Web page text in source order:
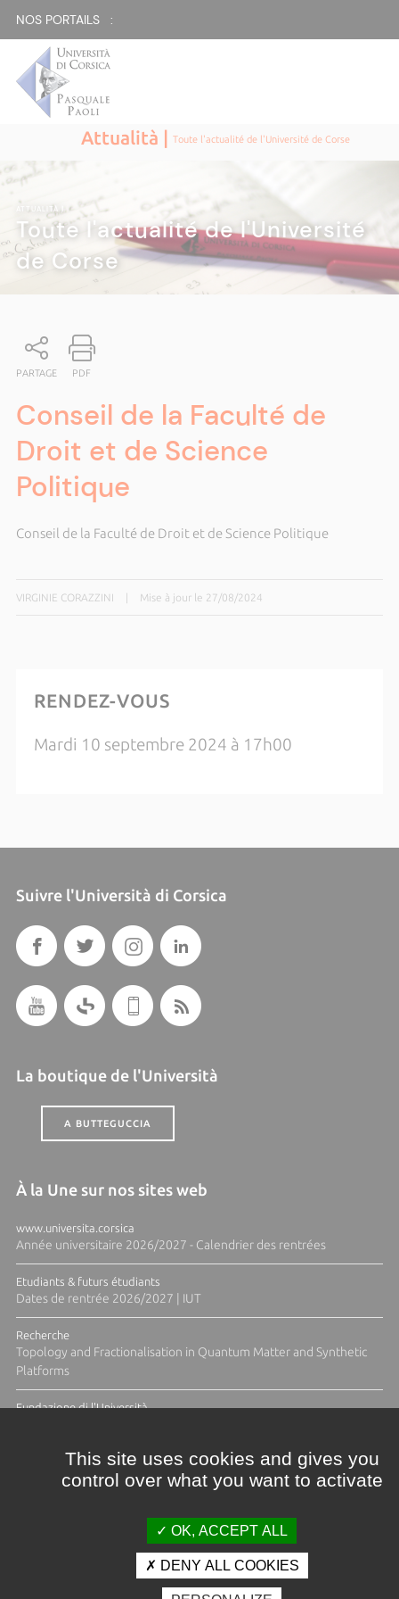
NOS PORTAILS :
Attualità |Toute l'actualité de l'Université de Corse
ATTUALITÀ|
Toute l'actualité de l'Université
de Corse
PARTAGE PDF
Conseil de la Faculté de
Droit et de Science
Politique
Conseil de la Faculté de Droit et de Science Politique
VIRGINIE CORAZZINI Mise à jour le 27/08/2024
RENDEZ-VOUS
Mardi 10 septembre 2024 à 17h00
Suivre l'Università di Corsica
La boutique de l'Università
A BUTTEGUCCIA
À la Une sur nos sites web
www.universita.corsica
Année universitaire 2026/2027 - Calendrier des rentrées
Etudiants & futurs étudiants
Dates de rentrée 2026/2027 | IUT
Recherche
Topology and Fractionalisation in Quantum Matter and Synthetic
Platforms
Fundazione di l'Università
Crédits et mentions légales
This site uses cookies and gives you
control over what you want to activate
OK, ACCEPT ALL
DENY ALL COOKIES